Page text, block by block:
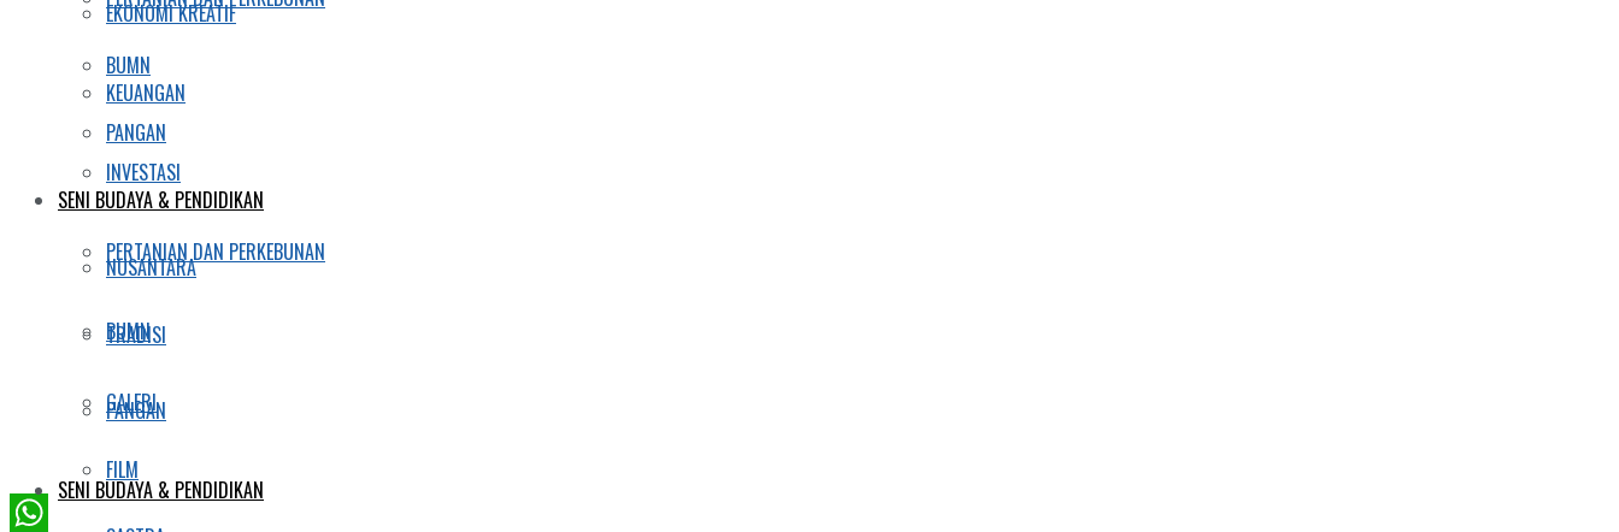
BUMN
PANGAN
SENI BUDAYA & PENDIDIKAN
NUSANTARA
TRADISI
GALERI
FILM
EKONOMI KREATIF
KEUANGAN
INVESTASI
PERTANIAN DAN PERKEBUNAN
BUMN
PANGAN
SENI BUDAYA & PENDIDIKAN